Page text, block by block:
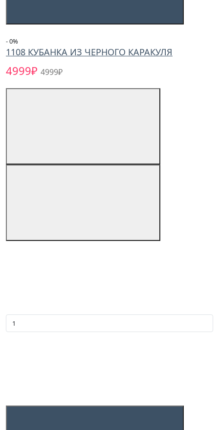
- 0%
1108 КУБАНКА ИЗ ЧЕРНОГО КАРАКУЛЯ
4999₽ 4999₽